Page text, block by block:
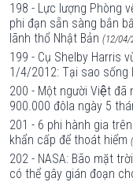
198 - Lực lượng Phòng
phi đạn sẵn sàng bắn
lãnh thổ Nhật Bản (12/04/
199 - Cụ Shelby Harris
1/4/2012: Tại sao sống
200 - Một người Việt đã
900.000 đôla ngày 5
201 - 6 phi hành gia
khẩn cấp để thoát hiểm
202 - NASA: Bão mặt
có thể gây gián đoạn